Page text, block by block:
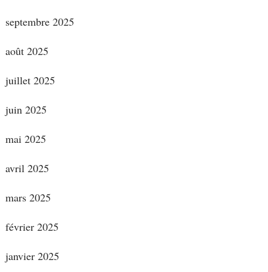
septembre 2025
août 2025
juillet 2025
juin 2025
mai 2025
avril 2025
mars 2025
février 2025
janvier 2025